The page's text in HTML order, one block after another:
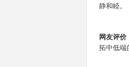
静和睦。
网友评价
拓中低端